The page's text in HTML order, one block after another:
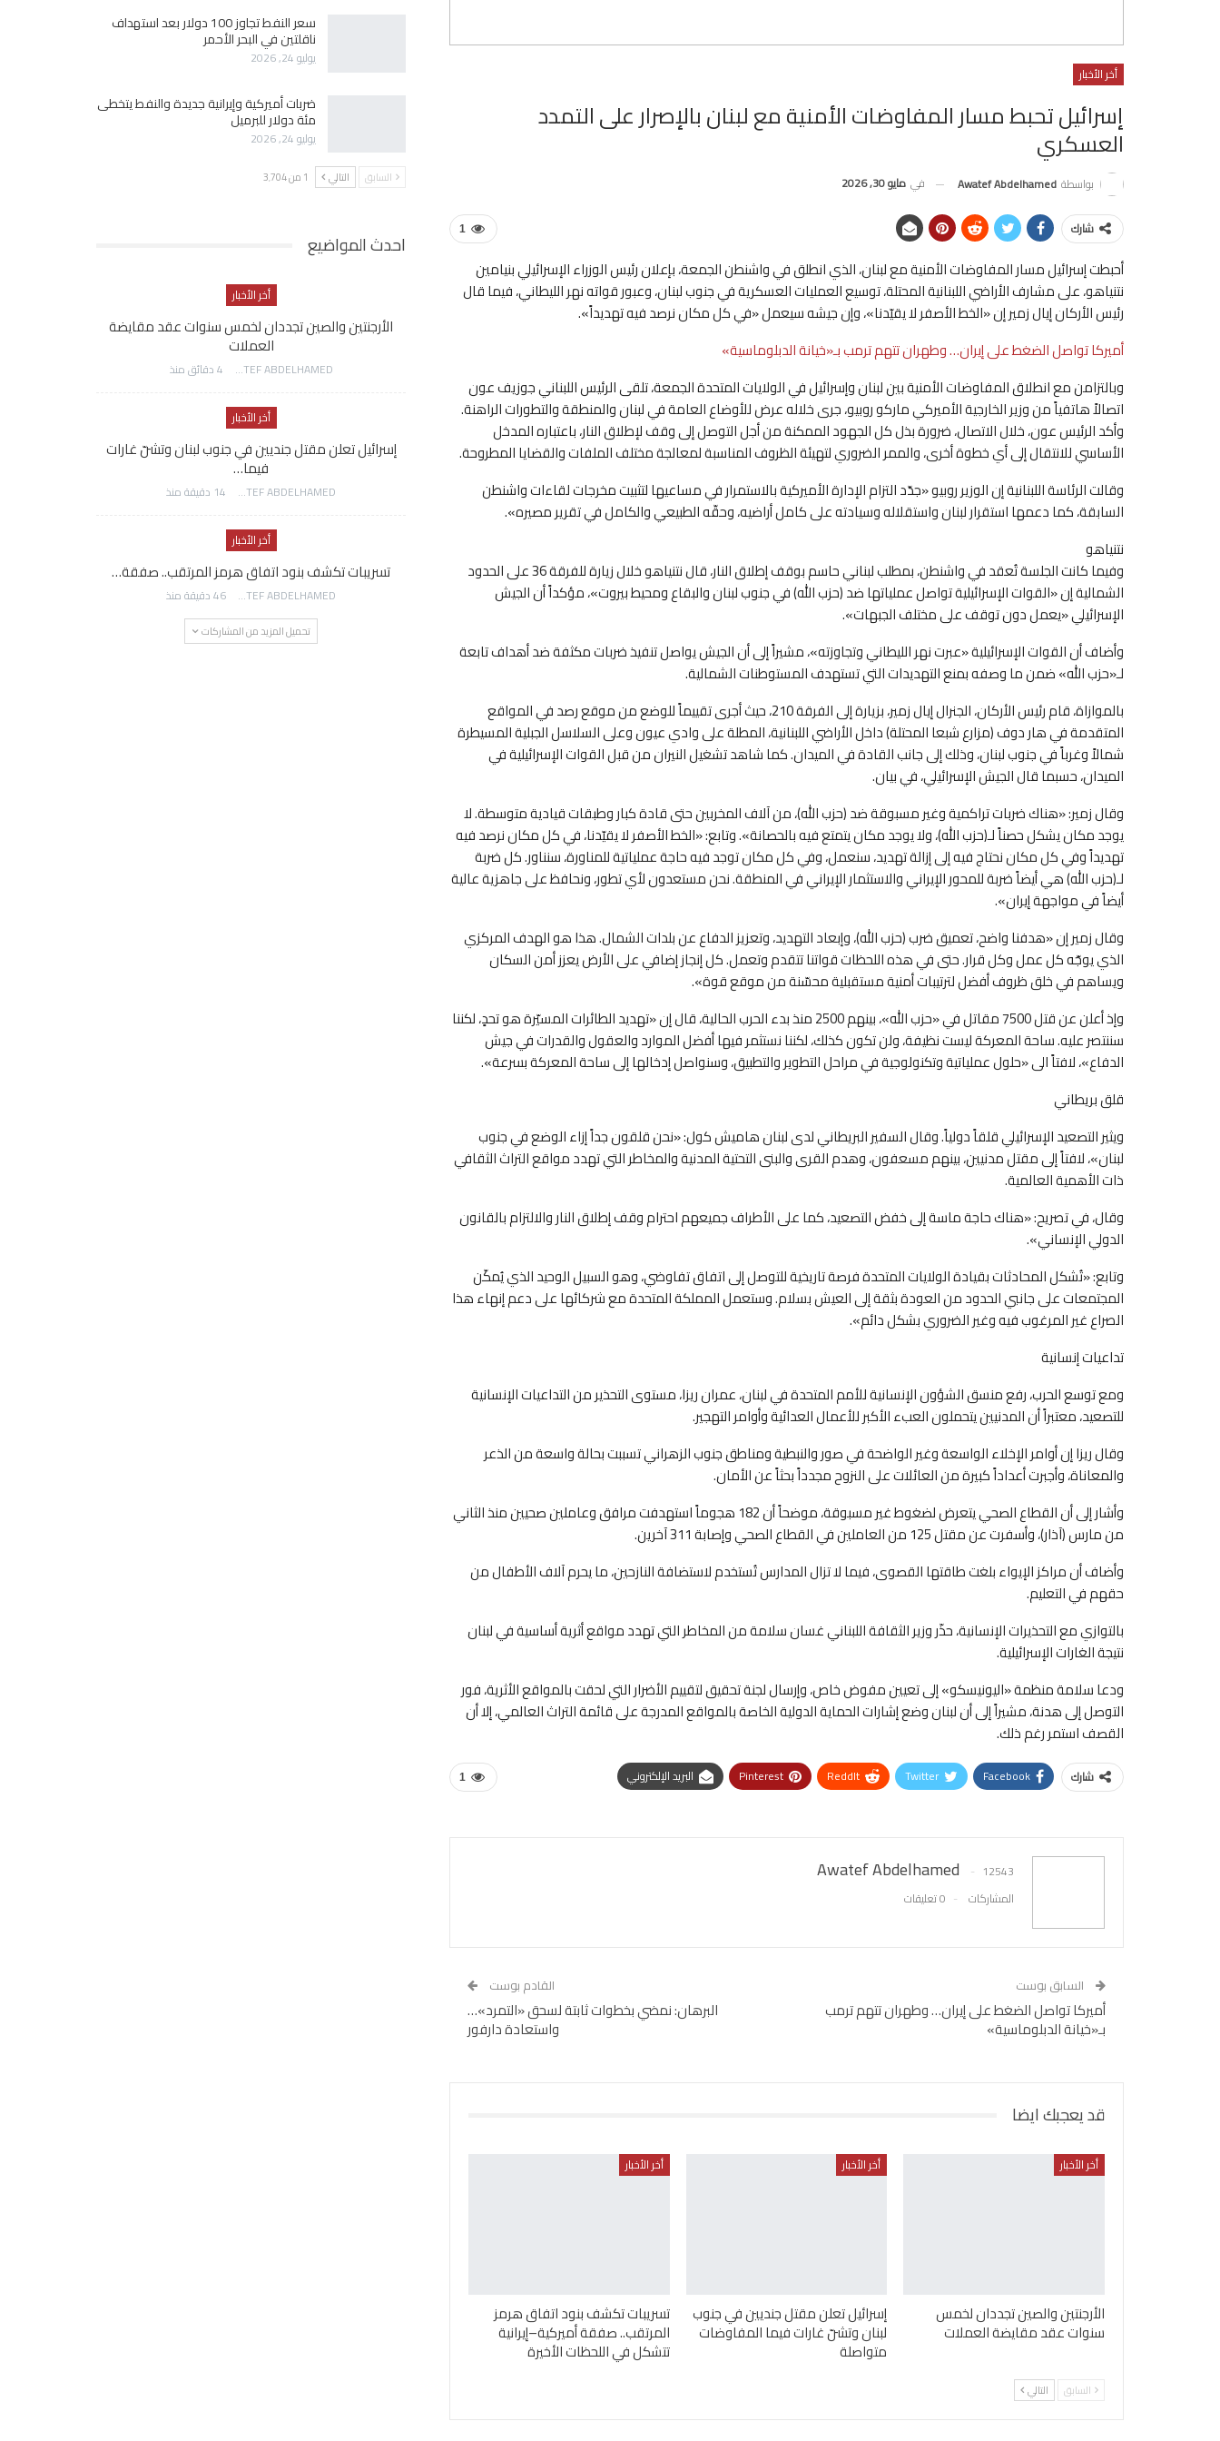
أخر الأخبار
إسرائيل تحبط مسار المفاوضات الأمنية مع لبنان بالإصرار على التمدد
العسكري
بواسطة Awatef Abdelhamed في مايو 30, 2026
1 شارك
أحبطت إسرائيل مسار المفاوضات الأمنية مع لبنان، الذي انطلق في واشنطن الجمعة، بإعلان رئيس الوزراء الإسرائيلي بنيامين
نتنياهو، على مشارف الأراضي اللبنانية المحتلة، توسيع العمليات العسكرية في جنوب لبنان، وعبور قواته نهر الليطاني، فيما قال
رئيس الأركان إيال زمير إن «الخط الأصفر لا يقيّدنا»، وإن جيشه سيعمل «في كل مكان نرصد فيه تهديداً».
أميركا تواصل الضغط على إيران… وطهران تتهم ترمب بـ«خيانة ⁠الدبلوماسية»
وبالتزامن مع انطلاق المفاوضات الأمنية بين لبنان وإسرائيل في الولايات المتحدة الجمعة، تلقى الرئيس اللبناني جوزيف عون
اتصالاً هاتفياً من وزير الخارجية الأميركي ماركو روبيو، جرى خلاله عرض للأوضاع العامة في لبنان والمنطقة والتطورات الراهنة.
وأكد الرئيس عون، خلال الاتصال، ضرورة بذل كل الجهود الممكنة من أجل التوصل إلى وقف لإطلاق النار، باعتباره المدخل
الأساسي للانتقال إلى أي خطوة أخرى، والممر الضروري لتهيئة الظروف المناسبة لمعالجة مختلف الملفات والقضايا المطروحة.
وقالت الرئاسة اللبنانية إن الوزير روبيو «جدّد التزام الإدارة الأميركية بالاستمرار في مساعيها لتثبيت مخرجات لقاءات واشنطن
السابقة، كما دعمها استقرار لبنان واستقلاله وسيادته على كامل أراضيه، وحقّه الطبيعي والكامل في تقرير مصيره».
نتنياهو
وفيما كانت الجلسة تُعقد في واشنطن، بمطلب لبناني حاسم بوقف إطلاق النار، قال نتنياهو خلال زيارة للفرقة 36 على الحدود
الشمالية إن «القوات الإسرائيلية تواصل عملياتها ضد (حزب الله) في جنوب لبنان والبقاع ومحيط بيروت»، مؤكداً أن الجيش
الإسرائيلي «يعمل دون توقف على مختلف الجبهات».
وأضاف أن القوات الإسرائيلية «عبرت نهر الليطاني وتجاوزته»، مشيراً إلى أن الجيش يواصل تنفيذ ضربات مكثفة ضد أهداف تابعة
لـ«حزب الله» ضمن ما وصفه بمنع التهديدات التي تستهدف المستوطنات الشمالية.
بالموازاة، قام رئيس الأركان، الجنرال إيال زمير، بزيارة إلى الفرقة 210، حيث أجرى تقييماً للوضع من موقع رصد في المواقع
المتقدمة في هار دوف (مزارع شبعا المحتلة) داخل الأراضي اللبنانية، المطلة على وادي عيون وعلى السلاسل الجبلية المسيطرة
شمالاً وغرباً في جنوب لبنان، وذلك إلى جانب القادة في الميدان. كما شاهد تشغيل النيران من قبل القوات الإسرائيلية في
الميدان، حسبما قال الجيش الإسرائيلي، في بيان.
وقال زمير: «هناك ضربات تراكمية وغير مسبوقة ضد (حزب الله)، من آلاف المخربين حتى قادة كبار وطبقات قيادية متوسطة. لا
يوجد مكان يشكل حصناً لـ(حزب الله)، ولا يوجد مكان يتمتع فيه بالحصانة». وتابع: «الخط الأصفر لا يقيّدنا، في كل مكان نرصد فيه
تهديداً وفي كل مكان نحتاج فيه إلى إزالة تهديد، سنعمل، وفي كل مكان توجد فيه حاجة عملياتية للمناورة، سنناور. كل ضربة
لـ(حزب الله) هي أيضاً ضربة للمحور الإيراني والاستثمار الإيراني في المنطقة. نحن مستعدون لأي تطور، ونحافظ على جاهزية عالية
أيضاً في مواجهة إيران».
وقال زمير إن «هدفنا واضح، تعميق ضرب (حزب الله)، وإبعاد التهديد، وتعزيز الدفاع عن بلدات الشمال. هذا هو الهدف المركزي
الذي يوجّه كل عمل وكل قرار. حتى في هذه اللحظات قواتنا تتقدم وتعمل. كل إنجاز إضافي على الأرض يعزز أمن السكان
ويساهم في خلق ظروف أفضل لترتيبات أمنية مستقبلية محسّنة من موقع قوة».
وإذ أعلن عن قتل 7500 مقاتل في «حزب الله»، بينهم 2500 منذ بدء الحرب الحالية، قال إن «تهديد الطائرات المسيّرة هو تحدٍ، لكننا
سننتصر عليه. ساحة المعركة ليست نظيفة، ولن تكون كذلك، لكننا نستثمر فيها أفضل الموارد والعقول والقدرات في جيش
الدفاع»، لافتاً الى «حلول عملياتية وتكنولوجية في مراحل التطوير والتطبيق، وسنواصل إدخالها إلى ساحة المعركة بسرعة».
قلق بريطاني
ويثير التصعيد الإسرائيلي قلقاً دولياً. وقال السفير البريطاني لدى لبنان هاميش كول: «نحن قلقون جداً إزاء الوضع في جنوب
لبنان»، لافتاً إلى مقتل مدنيين، بينهم مسعفون، وهدم القرى والبنى التحتية المدنية والمخاطر التي تهدد مواقع التراث الثقافي
ذات الأهمية العالمية.
وقال، في تصريح: «هناك حاجة ماسة إلى خفض التصعيد، كما على الأطراف جميعهم احترام وقف إطلاق النار والالتزام بالقانون
الدولي الإنساني».
وتابع: «تُشكل المحادثات بقيادة الولايات المتحدة فرصة تاريخية للتوصل إلى اتفاق تفاوضي، وهو السبيل الوحيد الذي يُمكّن
المجتمعات على جانبي الحدود من العودة بثقة إلى العيش بسلام. وستعمل المملكة المتحدة مع شركائها على دعم إنهاء هذا
الصراع غير المرغوب فيه وغير الضروري بشكل دائم».
تداعيات إنسانية
ومع توسع الحرب، رفع منسق الشؤون الإنسانية للأمم المتحدة في لبنان، عمران ريزا، مستوى التحذير من التداعيات الإنسانية
للتصعيد، معتبراً أن المدنيين يتحملون العبء الأكبر للأعمال العدائية وأوامر التهجير.
وقال ريزا إن أوامر الإخلاء الواسعة وغير الواضحة في صور والنبطية ومناطق جنوب الزهراني تسببت بحالة واسعة من الذعر
والمعاناة، وأجبرت أعداداً كبيرة من العائلات على النزوح مجدداً بحثاً عن الأمان.
وأشار إلى أن القطاع الصحي يتعرض لضغوط غير مسبوقة، موضحاً أن 182 هجوماً استهدفت مرافق وعاملين صحيين منذ الثاني
من مارس (آذار)، وأسفرت عن مقتل 125 من العاملين في القطاع الصحي وإصابة 311 آخرين.
وأضاف أن مراكز الإيواء بلغت طاقتها القصوى، فيما لا تزال المدارس تُستخدم لاستضافة النازحين، ما يحرم آلاف الأطفال من
حقهم في التعليم.
بالتوازي مع التحذيرات الإنسانية، حذّر وزير الثقافة اللبناني غسان سلامة من المخاطر التي تهدد مواقع أثرية أساسية في لبنان
نتيجة الغارات الإسرائيلية.
ودعا سلامة منظمة «اليونيسكو» إلى تعيين مفوض خاص، وإرسال لجنة تحقيق لتقييم الأضرار التي لحقت بالمواقع الأثرية، فور
التوصل إلى هدنة، مشيراً إلى أن لبنان وضع إشارات الحماية الدولية الخاصة بالمواقع المدرجة على قائمة التراث العالمي، إلا أن
القصف استمر رغم ذلك.
1 شارك Facebook
Twitter
ReddIt
Pinterest البريد الإلكتروني
Awatef Abdelhamed
12543
المشاركات
0 تعليقات
السابق بوست
أميركا تواصل الضغط على إيران… وطهران تتهم ترمب
بـ«خيانة ⁠الدبلوماسية»
القادم بوست
البرهان: نمضي بخطوات ثابتة لسحق «التمرد»…
واستعادة دارفور
قد يعجبك ايضا
أخر الأخبار
الأرجنتين والصين تجددان لخمس
سنوات عقد مقايضة العملات
أخر الأخبار
إسرائيل تعلن مقتل جنديين في جنوب
لبنان وتشنّ غارات فيما المفاوضات
متواصلة
أخر الأخبار
تسريبات تكشف بنود اتفاق هرمز
المرتقب.. صفقة أميركية–إيرانية
تتشكل في اللحظات الأخيرة
السابق التالي
سعر النفط تجاوز 100 دولار بعد استهداف
ناقلتين في البحر الأحمر
يوليو 24, 2026
ضربات أميركية وإيرانية جديدة والنفط يتخطى
مئة دولار للبرميل
يوليو 24, 2026
السابق التالي 1 من 3٬704
احدث المواضيع
أخر الأخبار
الأرجنتين والصين تجددان لخمس سنوات عقد مقايضة
العملات
AWATEF ABDELHAMED 4 دقائق منذ
أخر الأخبار
إسرائيل تعلن مقتل جنديين في جنوب لبنان وتشنّ غارات
فيما…
AWATEF ABDELHAMED 14 دقيقة منذ
أخر الأخبار
تسريبات تكشف بنود اتفاق هرمز المرتقب.. صفقة…
AWATEF ABDELHAMED 46 دقيقة منذ
تحميل المزيد من المشاركات